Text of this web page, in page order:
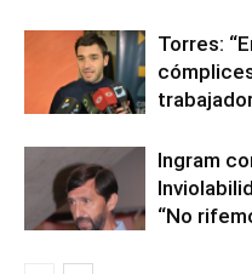
Torres:
Ingram
“No